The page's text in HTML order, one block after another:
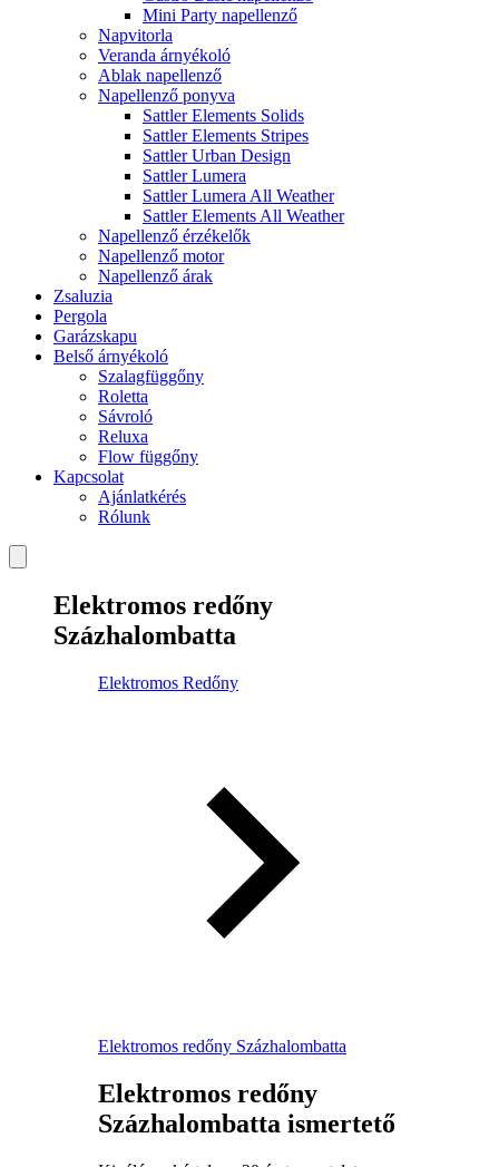
Mini Party napellenző
Napvitorla
Veranda árnyékoló
Ablak napellenző
Napellenző ponyva
Sattler Elements Solids
Sattler Elements Stripes
Sattler Urban Design
Sattler Lumera
Sattler Lumera All Weather
Sattler Elements All Weather
Napellenző érzékelők
Napellenző motor
Napellenző árak
Zsaluzia
Pergola
Garázskapu
Belső árnyékoló
Szalagfüggőny
Roletta
Sávroló
Reluxa
Flow függőny
Kapcsolat
Ajánlatkérés
Rólunk
Elektromos redőny
Százhalombatta
Elektromos Redőny
Elektromos redőny Százhalombatta
Elektromos redőny
Százhalombatta ismertető